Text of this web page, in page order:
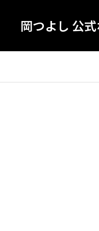
岡つよし 公